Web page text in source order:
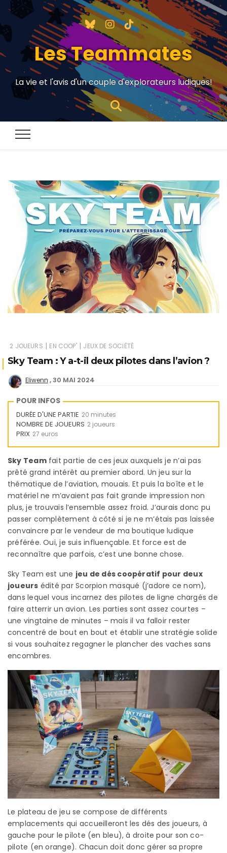
Les Teammates
La vie et l'avis d'un couple d'explorateurs ludiques!
2 JOUEURS | EN COOP' | JEUX DE SOCIÉTÉ
Sky Team : Y a-t-il deux pilotes dans l’avion ?
Eliwenn 30 MAI 2024
POUR INFOS
DURÉE D'UNE PARTIE 20 minutes
NOMBRE DE JOUEURS 2 joueurs
PRIX 27 euros
Sky Teamfait partie de ces jeux auxquels je n’ai pas
prêté grand intérêt au premier abord. Un jeu sur la
thématique de l’aviation, mouais. Et puis la boîte et le
matériel ne m’avaient pas fait grande impression non
plus, je trouvais l’ensemble assez froid. J’aurais donc pu
passer complètement à côté si je ne m’étais pas laissée
convaincre par le vendeur de ma boutique ludique
préférée. Oui, je suis influençable. Et force est de
reconnaître que parfois, c’est une bonne chose.
Sky Team est une jeu de dés coopératif pour deux
joueurs édité par Scorpion masqué (j’adore ce nom),
dans lequel vous incarnez des pilotes de ligne chargés de
faire atterrir un avion. Les parties sont assez courtes –
une vingtaine de minutes – mais il va falloir rester
concentré de bout en bout et établir une stratégie solide
si vous souhaitez regagner le plancher des vaches sans
encombres.
Le plateau de jeu se compose de différents
emplacements qui accueilleront les dés des joueurs, à
gauche pour le pilote (en bleu), à droite pour son co-
pilote (en orange). Chacun doit donc gérer sa propre